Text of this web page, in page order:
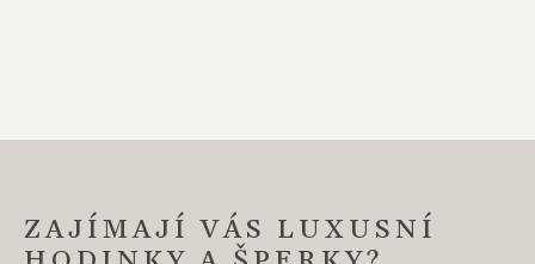
ZAJÍMAJÍ VÁS LUXUSNÍ